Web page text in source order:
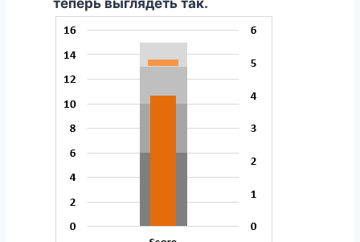
теперь выглядеть так.